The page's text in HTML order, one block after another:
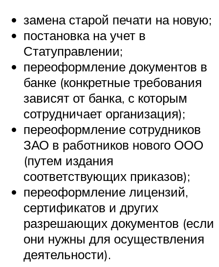
замена старой печати на новую;
постановка на учет в
Статуправлении;
переоформление документов в
банке (конкретные требования
зависят от банка, с которым
сотрудничает организация);
переоформление сотрудников
ЗАО в работников нового ООО
(путем издания
соответствующих приказов);
переоформление лицензий,
сертификатов и других
разрешающих документов (если
они нужны для осуществления
деятельности).